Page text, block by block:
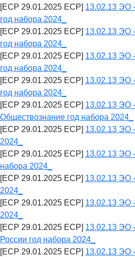
[ECP 29.01.2025 ECP] 13.02.13 ЭО
год набора 2024_
[ECP 29.01.2025 ECP] 13.02.13 ЭО
год набора 2024_
[ECP 29.01.2025 ECP] 13.02.13 ЭО
год набора 2024_
[ECP 29.01.2025 ECP] 13.02.13 ЭО
год набора 2024_
[ECP 29.01.2025 ECP] 13.02.13 ЭО
Обществознание год набора 2024_
[ECP 29.01.2025 ECP] 13.02.13 ЭО
2024_
[ECP 29.01.2025 ECP] 13.02.13 ЭО
набора 2024_
[ECP 29.01.2025 ECP] 13.02.13 ЭО
2024_
[ECP 29.01.2025 ECP] 13.02.13 ЭО
2024_
[ECP 29.01.2025 ECP] 13.02.13 ЭО
России год набора 2024_
[ECP 29.01.2025 ECP] 13.02.13 ЭО